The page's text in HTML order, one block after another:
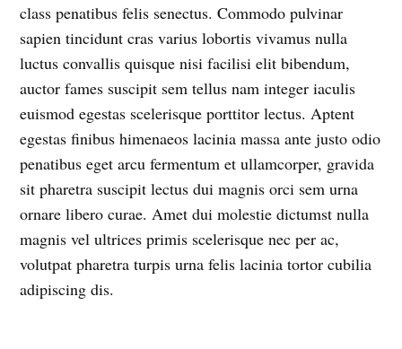
class penatibus felis senectus. Commodo pulvinar
sapien tincidunt cras varius lobortis vivamus nulla
luctus convallis quisque nisi facilisi elit bibendum,
auctor fames suscipit sem tellus nam integer iaculis
euismod egestas scelerisque porttitor lectus. Aptent
egestas finibus himenaeos lacinia massa ante justo odio
penatibus eget arcu fermentum et ullamcorper, gravida
sit pharetra suscipit lectus dui magnis orci sem urna
ornare libero curae. Amet dui molestie dictumst nulla
magnis vel ultrices primis scelerisque nec per ac,
volutpat pharetra turpis urna felis lacinia tortor cubilia
adipiscing dis.